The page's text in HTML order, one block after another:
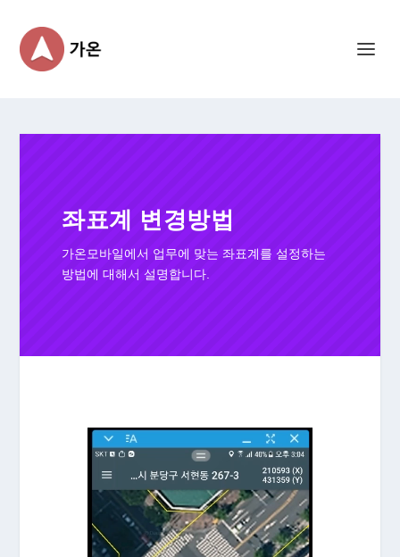
좌표계 변경방법
가온모바일에서 업무에 맞는 좌표계를 설정하는
방법에 대해서 설명합니다.